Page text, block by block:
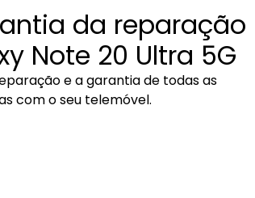
da reparação
Note 20 Ultra 5G
e a garantia de todas as
com o seu telemóvel.